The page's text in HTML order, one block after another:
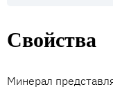
Свойства
Минерал